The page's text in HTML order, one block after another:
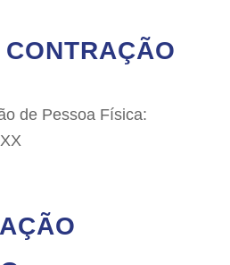
de Pessoa Física: